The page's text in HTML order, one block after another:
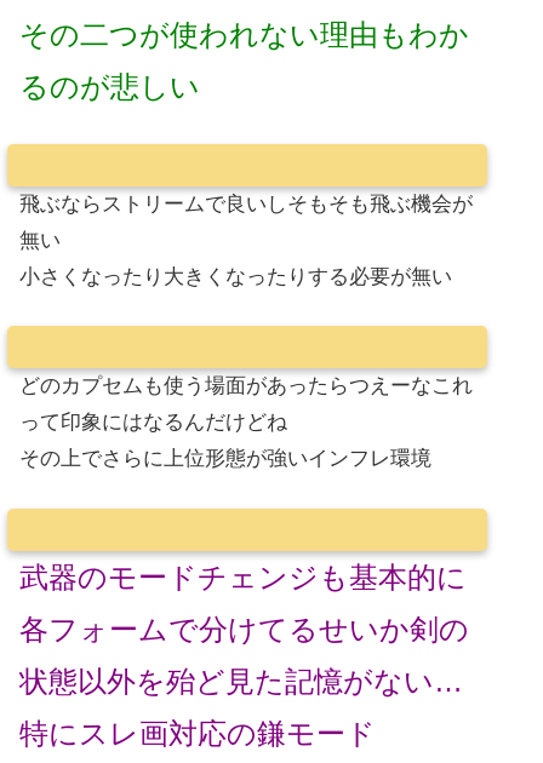
その二つが使われない理由もわか
るのが悲しい
飛ぶならストリームで良いしそもそも飛ぶ機会が
無い
小さくなったり大きくなったりする必要が無い
どのカプセムも使う場面があったらつえーなこれ
って印象にはなるんだけどね
その上でさらに上位形態が強いインフレ環境
武器のモードチェンジも基本的に
各フォームで分けてるせいか剣の
状態以外を殆ど見た記憶がない…
特にスレ画対応の鎌モード